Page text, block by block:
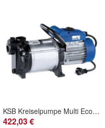
KSB Kreiselpumpe Multi Eco 33P 34P 35P 36P 65P Pumpe Gartenpumpe Jetpumpe
422,03 €